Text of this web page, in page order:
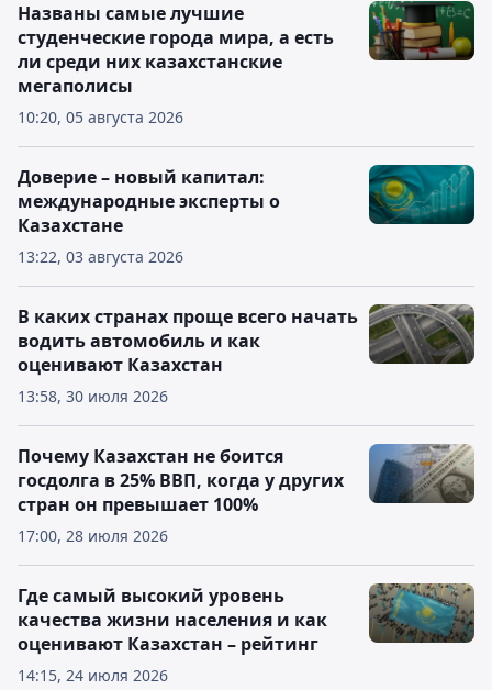
10:20, 05 августа 2026
Названы самые лучшие
студенческие города мира, а есть
ли среди них казахстанские
мегаполисы
13:22, 03 августа 2026
Доверие – новый капитал:
международные эксперты о
Казахстане
13:58, 30 июля 2026
В каких странах проще всего начать
водить автомобиль и как
оценивают Казахстан
17:00, 28 июля 2026
Почему Казахстан не боится
госдолга в 25% ВВП, когда у других
стран он превышает 100%
14:15, 24 июля 2026
Где самый высокий уровень
качества жизни населения и как
оценивают Казахстан – рейтинг